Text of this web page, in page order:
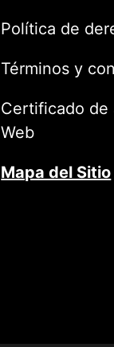
Política de
Términos y
Certificado de
Web
Mapa del Sitio